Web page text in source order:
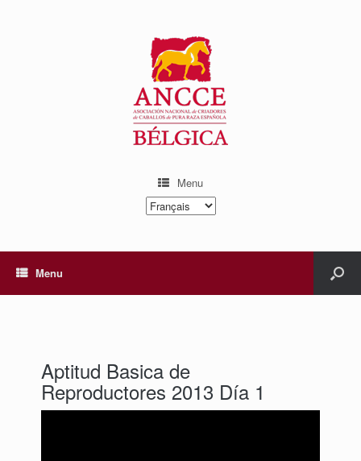
Menu
Choisir
une
Menu
Aptitud Basica de
Reproductores 2013 Día 1